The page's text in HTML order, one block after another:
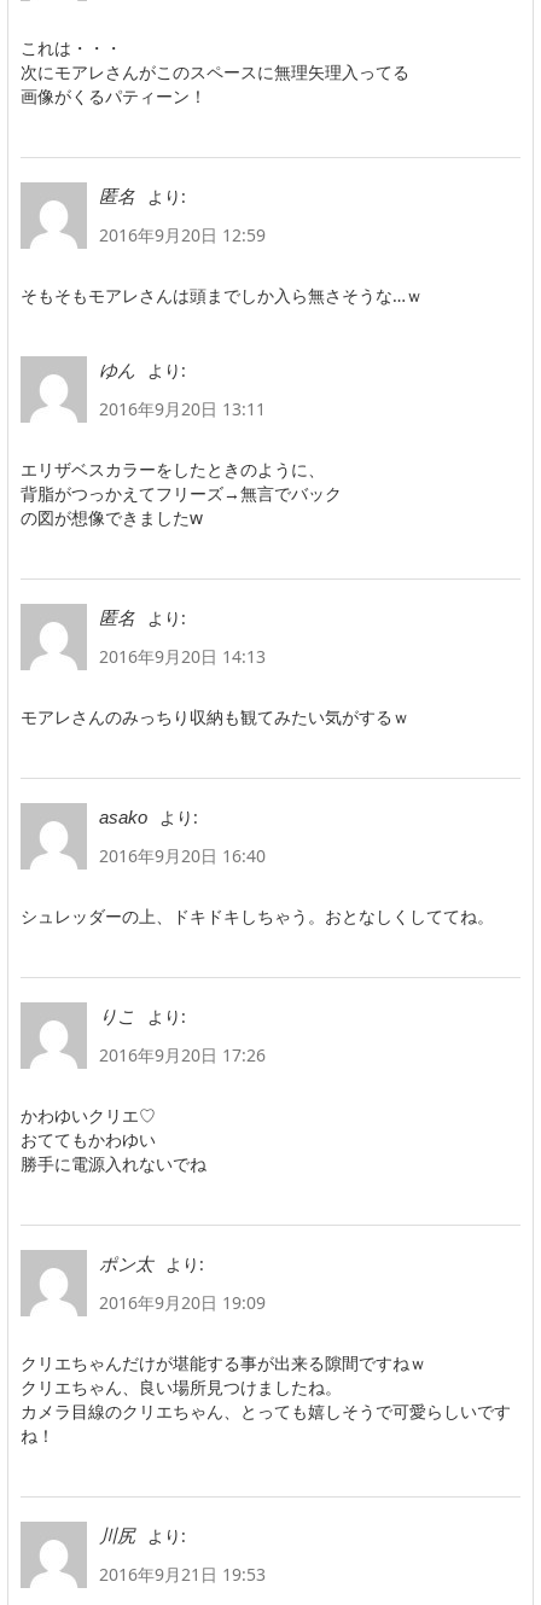
これは・・・
次にモアレさんがこのスペースに無理矢理入ってる
画像がくるパティーン！
匿名
より:
2016年9月20日 12:59
そもそもモアレさんは頭までしか入ら無さそうな…ｗ
ゆん
より:
2016年9月20日 13:11
エリザベスカラーをしたときのように、
背脂がつっかえてフリーズ→無言でバック
の図が想像できましたw
匿名
より:
2016年9月20日 14:13
モアレさんのみっちり収納も観てみたい気がするｗ
asako
より:
2016年9月20日 16:40
シュレッダーの上、ドキドキしちゃう。おとなしくしててね。
りこ
より:
2016年9月20日 17:26
かわゆいクリエ♡
おててもかわゆい
勝手に電源入れないでね
ポン太
より:
2016年9月20日 19:09
クリエちゃんだけが堪能する事が出来る隙間ですねｗ
クリエちゃん、良い場所見つけましたね。
カメラ目線のクリエちゃん、とっても嬉しそうで可愛らしいです
ね！
川尻
より:
2016年9月21日 19:53